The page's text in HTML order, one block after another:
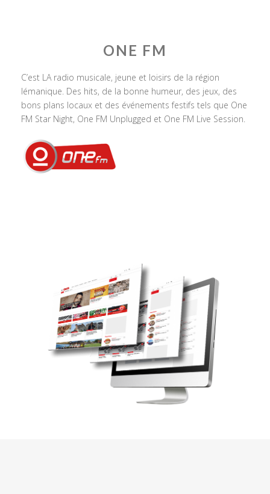
ONE FM
C’est LA radio musicale, jeune et loisirs de la région
lémanique. Des hits, de la bonne humeur, des jeux, des
bons plans locaux et des événements festifs tels que One
FM Star Night, One FM Unplugged et One FM Live Session.